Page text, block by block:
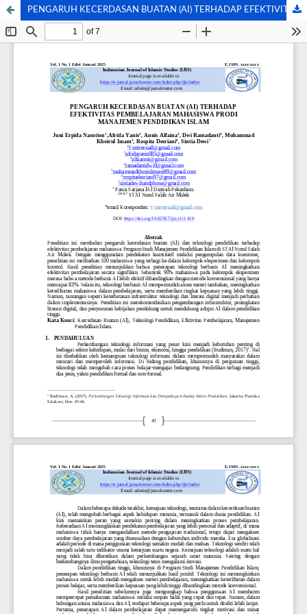
PENGARUH KECERDASAN BUATAN (AI) TERHADAP EFEKTIVITAS PEMBELAJARAN MAHASISWA PRODI MANAJEMEN PENDIDIKAN ISLAM